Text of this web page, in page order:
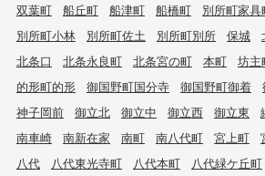
双葉町
船丘町 船津町 船橋町 別所町家具
別所町小林
別所町佐土 別所町別所 保城
北条口
北条永良町 北条宮の町 本町 坊主
的形町的形
御国野町国分寺 御国野町御着
神子岡前
御立北 御立中 御立西 御立東
南車崎
南新在家 南町 南八代町 宮上町
八代
八代東光寺町 八代本町 八代緑ケ丘町